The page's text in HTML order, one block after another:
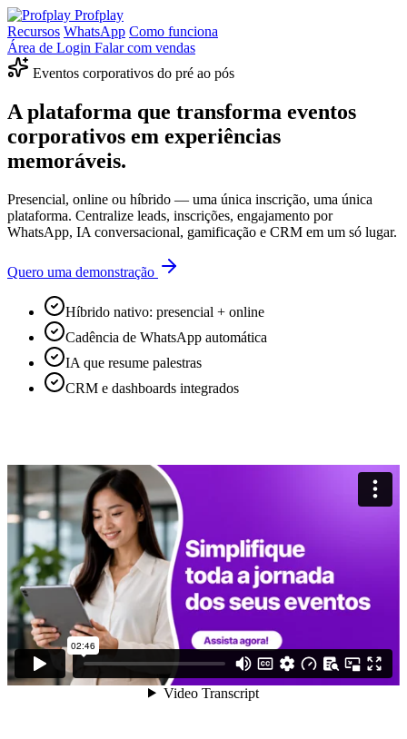
Profplay
Recursos WhatsApp Como funciona
Área de Login Falar com vendas
Eventos corporativos do pré ao pós
A plataforma que transforma eventos
corporativos em experiências
memoráveis.
Presencial, online ou híbrido — uma única inscrição, uma única
plataforma. Centralize leads, inscrições, engajamento por
WhatsApp, IA conversacional, gamificação e CRM em um só lugar.
Quero uma demonstração
Híbrido nativo: presencial + online
Cadência de WhatsApp automática
IA que resume palestras
CRM e dashboards integrados